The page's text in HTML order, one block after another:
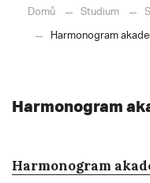
Domů Studium
Harmonogram
Harmonogram
Harmonogram